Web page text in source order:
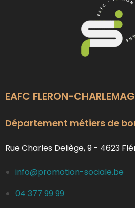
EAFC FLERON-
Département métiers de
Rue Charles Deliège, 9 - 4623
info@promotion-sociale.be
04 377 99 99